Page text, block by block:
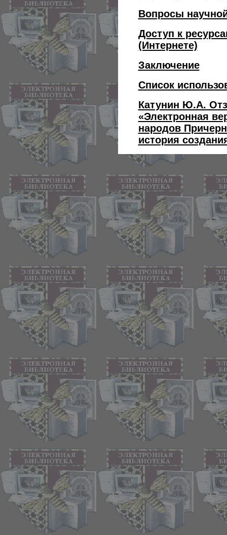
Вопросы
Доступ к
(Интернете)
Заключение
Список
Катунин Ю.А.
«Электронная
народов
история